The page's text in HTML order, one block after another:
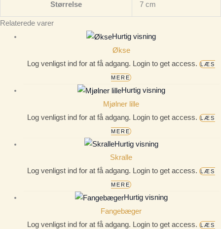
Størrelse 7 cm
Relaterede varer
Hurtig visning
Økse
Log venligst ind for at få adgang. Login to get access.
LÆS
MERE
Hurtig visning
Mjølner lille
Log venligst ind for at få adgang. Login to get access.
LÆS
MERE
Hurtig visning
Skralle
Log venligst ind for at få adgang. Login to get access.
LÆS
MERE
Hurtig visning
Fangebæger
Log venligst ind for at få adgang. Login to get access.
LÆS